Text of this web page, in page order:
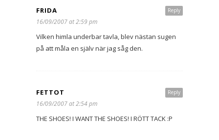
Reply
FRIDA
16/09/2007 at 2:59 pm
Vilken himla underbar tavla, blev nästan sugen
på att måla en själv när jag såg den.
Reply
FETTOT
16/09/2007 at 2:54 pm
THE SHOES! I WANT THE SHOES! I RÖTT TACK :P